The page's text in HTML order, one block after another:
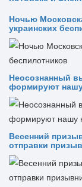
Ночью
украинских
Неосознанный
формируют
Весенний
отправки